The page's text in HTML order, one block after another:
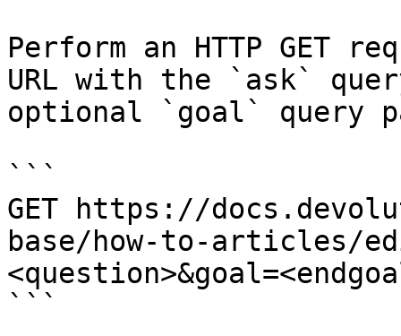
Perform an HTTP GET
URL with the `ask`
optional `goal` query
```
GET https://
base/how-to-articles/
```